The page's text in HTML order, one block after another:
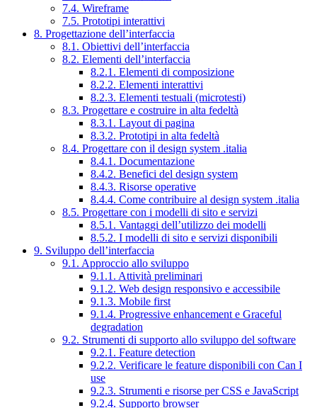
7.4. Wireframe
7.5. Prototipi interattivi
8. Progettazione dell’interfaccia
8.1. Obiettivi dell’interfaccia
8.2. Elementi dell’interfaccia
8.2.1. Elementi di composizione
8.2.2. Elementi interattivi
8.2.3. Elementi testuali (microtesti)
8.3. Progettare e costruire in alta fedeltà
8.3.1. Layout di pagina
8.3.2. Prototipi in alta fedeltà
8.4. Progettare con il design system .italia
8.4.1. Documentazione
8.4.2. Benefici del design system
8.4.3. Risorse operative
8.4.4. Come contribuire al design system .italia
8.5. Progettare con i modelli di sito e servizi
8.5.1. Vantaggi dell’utilizzo dei modelli
8.5.2. I modelli di sito e servizi disponibili
9. Sviluppo dell’interfaccia
9.1. Approccio allo sviluppo
9.1.1. Attività preliminari
9.1.2. Web design responsivo e accessibile
9.1.3. Mobile first
9.1.4. Progressive enhancement e Graceful
degradation
9.2. Strumenti di supporto allo sviluppo del software
9.2.1. Feature detection
9.2.2. Verificare le feature disponibili con Can I
use
9.2.3. Strumenti e risorse per CSS e JavaScript
9.2.4. Supporto browser